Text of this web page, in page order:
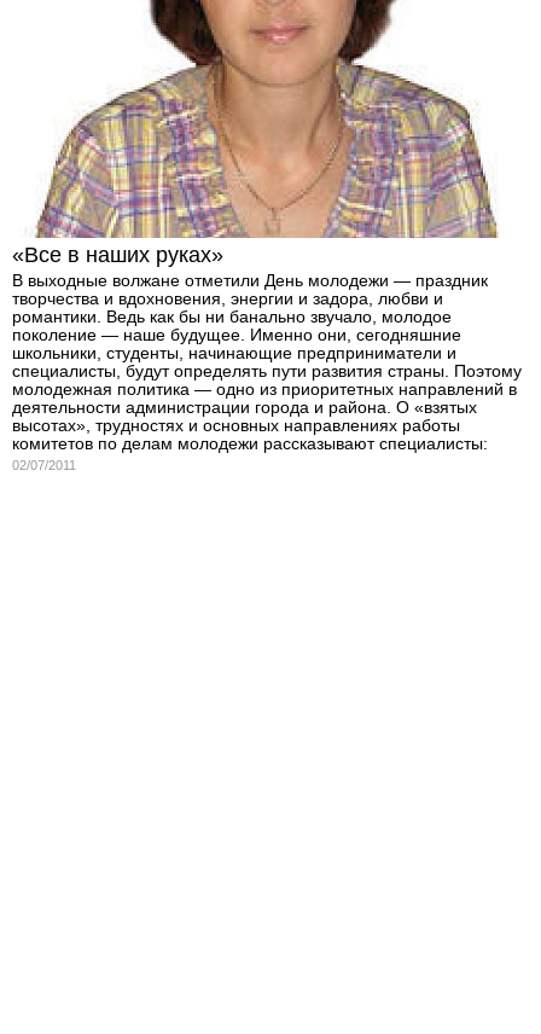
«Все в наших руках»
В выходные волжане отметили День молодежи — праздник
творчества и вдохновения, энергии и задора, любви и
романтики. Ведь как бы ни банально звучало, молодое
поколение — наше будущее. Именно они, сегодняшние
школьники, студенты, начинающие предприниматели и
специалисты, будут определять пути развития страны. Поэтому
молодежная политика — одно из приоритетных направлений в
деятельности администрации города и района. О «взятых
высотах», трудностях и основных направлениях работы
комитетов по делам молодежи рассказывают специалисты:
02/07/2011